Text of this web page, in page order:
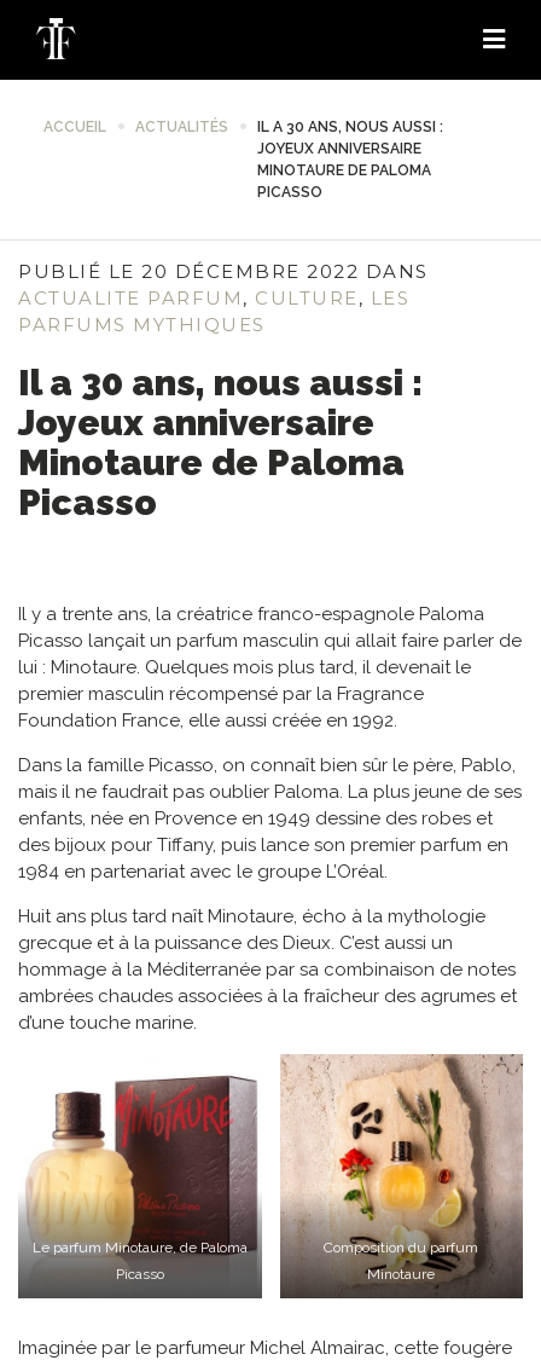
ACCUEIL ACTUALITÉS
IL A 30 ANS, NOUS AUSSI :
JOYEUX ANNIVERSAIRE
MINOTAURE DE PALOMA
PICASSO
PUBLIÉ LE 20 DÉCEMBRE 2022 DANS
ACTUALITE PARFUM , CULTURE, LES
PARFUMS MYTHIQUES
Il a 30 ans, nous aussi :
Joyeux anniversaire
Minotaure de Paloma
Picasso
Il y a trente ans, la créatrice franco-espagnole Paloma
Picasso lançait un parfum masculin qui allait faire parler de
lui : Minotaure. Quelques mois plus tard, il devenait le
premier masculin récompensé par la Fragrance
Foundation France, elle aussi créée en 1992.
Dans la famille Picasso, on connaît bien sûr le père, Pablo,
mais il ne faudrait pas oublier Paloma. La plus jeune de ses
enfants, née en Provence en 1949 dessine des robes et
des bijoux pour Tiffany, puis lance son premier parfum en
1984 en partenariat avec le groupe L’Oréal.
Huit ans plus tard naît Minotaure, écho à la mythologie
grecque et à la puissance des Dieux. C’est aussi un
hommage à la Méditerranée par sa combinaison de notes
ambrées chaudes associées à la fraîcheur des agrumes et
d’une touche marine.
Le parfum Minotaure, de Paloma
Picasso
Composition du parfum
Minotaure
Imaginée par le parfumeur Michel Almairac, cette fougère